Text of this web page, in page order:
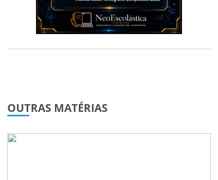
OUTRAS MATÉRIAS